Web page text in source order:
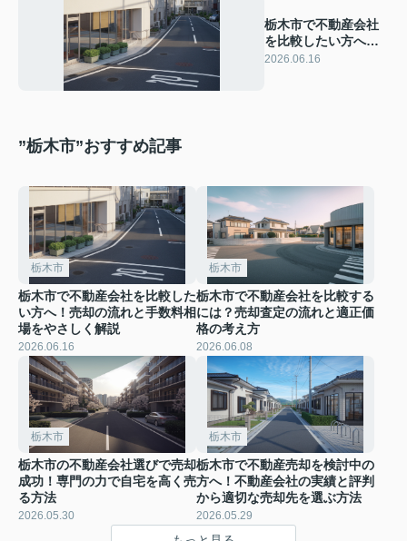
栃木市で不動産会社
を比較したい方へ！
売却の流れと手数料
2026.06.16
”栃木市”おすすめ記事
栃木市
栃木市で不動産会社を比較した
い方へ！売却の流れと手数料相
場をやさしく解説
2026.06.16
栃木市
栃木市で不動産会社を比較する
には？売却査定の流れと適正価
格の考え方
2026.06.08
栃木市
栃木市の不動産会社選びで売却
成功！専門の力で自宅を高く売
る方法
2026.05.30
栃木市
栃木市で不動産売却を検討中の
方へ！不動産会社の実績と評判
から適切な売却先を選ぶ方法
2026.05.29